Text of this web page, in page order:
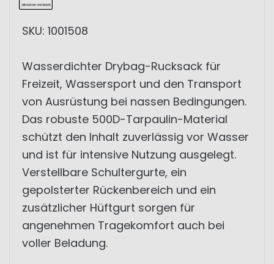
SKU: 1001508
Wasserdichter Drybag-Rucksack für
Freizeit, Wassersport und den Transport
von Ausrüstung bei nassen Bedingungen.
Das robuste 500D-Tarpaulin-Material
schützt den Inhalt zuverlässig vor Wasser
und ist für intensive Nutzung ausgelegt.
Verstellbare Schultergurte, ein
gepolsterter Rückenbereich und ein
zusätzlicher Hüftgurt sorgen für
angenehmen Tragekomfort auch bei
voller Beladung.